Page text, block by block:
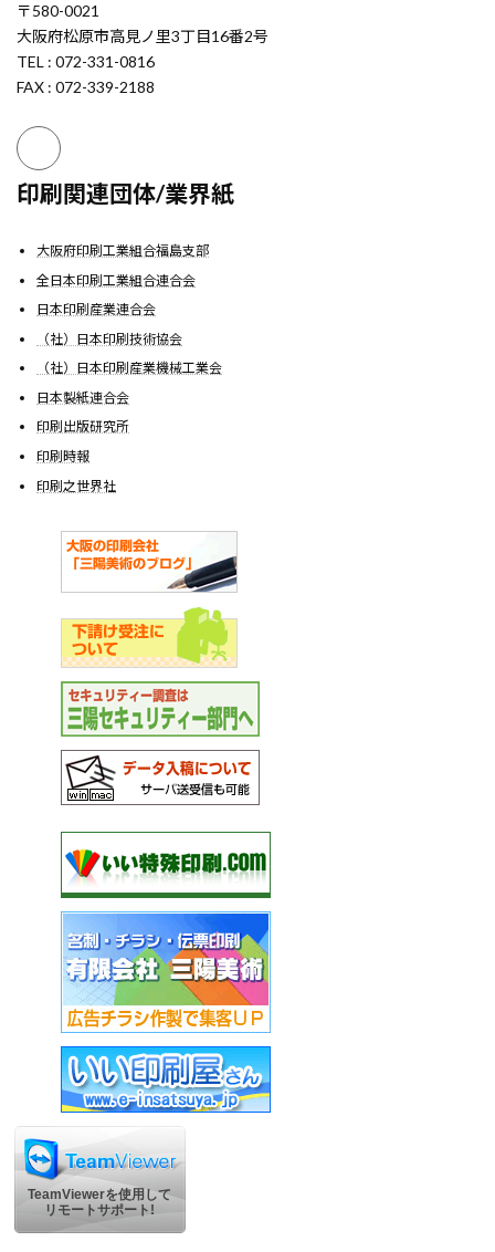
〒580-0021
大阪府松原市高見ノ里3丁目16番2号
TEL : 072-331-0816
FAX : 072-339-2188
印刷関連団体/業界紙
大阪府印刷工業組合福島支部
全日本印刷工業組合連合会
日本印刷産業連合会
（社）日本印刷技術協会
（社）日本印刷産業機械工業会
日本製紙連合会
印刷出版研究所
印刷時報
印刷之世界社
TeamViewerを使用して
リモートサポート!